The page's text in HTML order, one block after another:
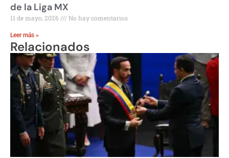
de la Liga MX
11 de mayo, 2026 No hay comentarios
Leer más »
Relacionados